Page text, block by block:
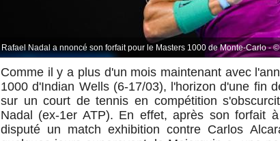
Rafael Nadal a nnoncé son forfait pour le Masters 1000 de Monte-Carlo -
Comme il y a plus d'un mois maintenant avec
1000 d'Indian Wells (6-17/03), l'horizon d'une fin
sur un court de tennis en compétition
Nadal (ex-1er ATP). En effet, après son forfait à
disputé un match exhibition contre Carlos